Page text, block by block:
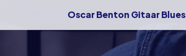
Oscar Benton Gitaar Blues